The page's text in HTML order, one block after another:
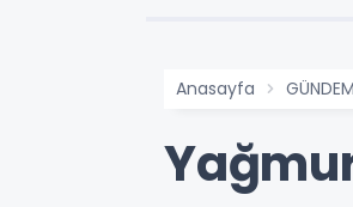
Anasayfa GÜNDEM